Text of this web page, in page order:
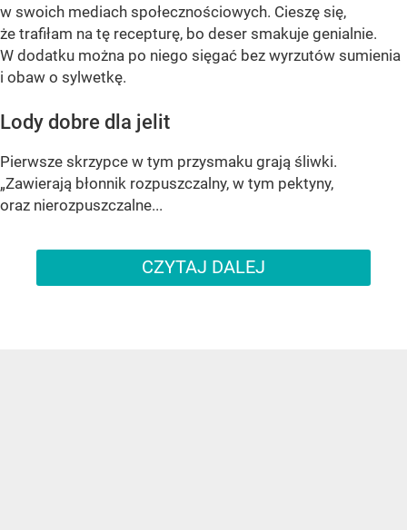
w swoich mediach społecznościowych. Cieszę się,
że trafiłam na tę recepturę, bo deser smakuje genialnie.
W dodatku można po niego sięgać bez wyrzutów sumienia
i obaw o sylwetkę.
Lody dobre dla jelit
Pierwsze skrzypce w tym przysmaku grają śliwki.
„Zawierają błonnik rozpuszczalny, w tym pektyny,
oraz nierozpuszczalne...
CZYTAJ DALEJ